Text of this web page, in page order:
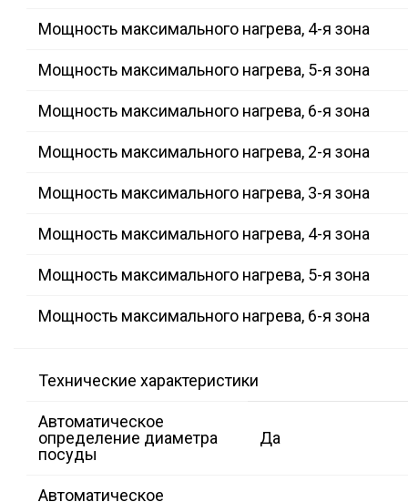
Мощность максимального нагрева, 4-я зона
Мощность максимального нагрева, 5-я зона
Мощность максимального нагрева, 6-я зона
Мощность максимального нагрева, 2-я зона
Мощность максимального нагрева, 3-я зона
Мощность максимального нагрева, 4-я зона
Мощность максимального нагрева, 5-я зона
Мощность максимального нагрева, 6-я зона
Технические характеристики
Автоматическое
определение диаметра
посуды
Да
Автоматическое